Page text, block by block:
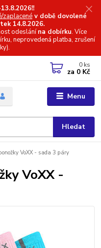
zaplacené v době dovolené
14.8.2026.
odeslánína dobírku. Více
neprovedená platba, zrušení
Menu
Hledat
0 ks
za 0 Kč
VoXX - sada 3 páry
VoXX -